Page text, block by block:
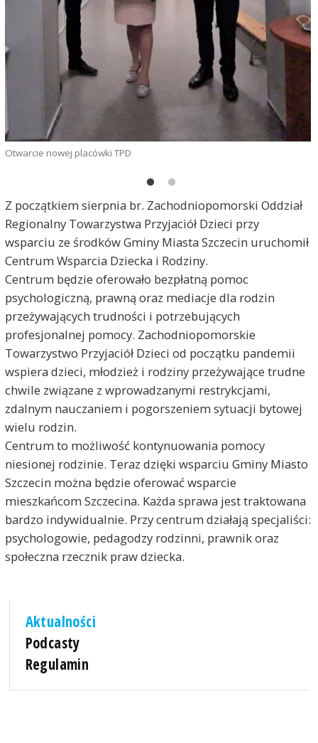
Otwarcie nowej placówki TPD
Z początkiem sierpnia br. Zachodniopomorski Oddział
Regionalny Towarzystwa Przyjaciół Dzieci przy
wsparciu ze środków Gminy Miasta Szczecin uruchomił
Centrum Wsparcia Dziecka i Rodziny.
Centrum będzie oferowało bezpłatną pomoc
psychologiczną, prawną oraz mediacje dla rodzin
przeżywających trudności i potrzebujących
profesjonalnej pomocy. Zachodniopomorskie
Towarzystwo Przyjaciół Dzieci od początku pandemii
wspiera dzieci, młodzież i rodziny przeżywające trudne
chwile związane z wprowadzanymi restrykcjami,
zdalnym nauczaniem i pogorszeniem sytuacji bytowej
wielu rodzin.
Centrum to możliwość kontynuowania pomocy
niesionej rodzinie. Teraz dzięki wsparciu Gminy Miasto
Szczecin można będzie oferować wsparcie
mieszkańcom Szczecina. Każda sprawa jest traktowana
bardzo indywidualnie. Przy centrum działają specjaliści:
psychologowie, pedagodzy rodzinni, prawnik oraz
społeczna rzecznik praw dziecka.
Aktualności
Podcasty
Regulamin